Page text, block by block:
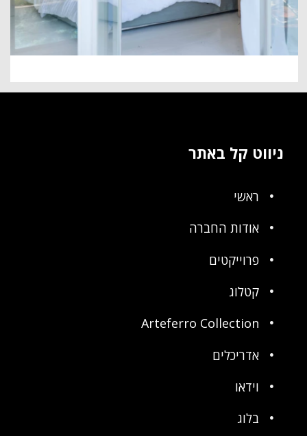
ניווט קל באתר
ראשי
אודות החברה
פרוייקטים
קטלוג
Arteferro Collection
אדריכלים
וידאו
בלוג